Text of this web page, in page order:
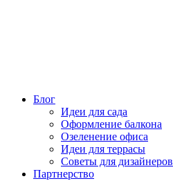
Блог
Идеи для сада
Оформление балкона
Озеленение офиса
Идеи для террасы
Советы для дизайнеров
Партнерство